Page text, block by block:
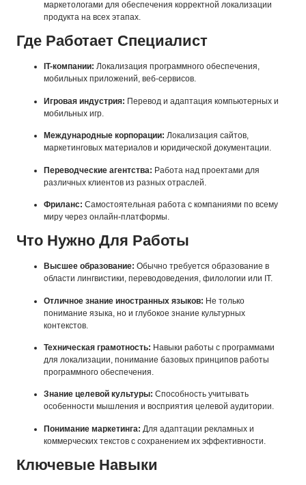
маркетологами для обеспечения корректной локализации
продукта на всех этапах.
Где Работает Специалист
IT-компании: Локализация программного обеспечения,
мобильных приложений, веб-сервисов.
Игровая индустрия: Перевод и адаптация компьютерных и
мобильных игр.
Международные корпорации: Локализация сайтов,
маркетинговых материалов и юридической документации.
Переводческие агентства: Работа над проектами для
различных клиентов из разных отраслей.
Фриланс: Самостоятельная работа с компаниями по всему
миру через онлайн-платформы.
Что Нужно Для Работы
Высшее образование: Обычно требуется образование в
области лингвистики, переводоведения, филологии или IT.
Отличное знание иностранных языков: Не только
понимание языка, но и глубокое знание культурных
контекстов.
Техническая грамотность: Навыки работы с программами
для локализации, понимание базовых принципов работы
программного обеспечения.
Знание целевой культуры: Способность учитывать
особенности мышления и восприятия целевой аудитории.
Понимание маркетинга: Для адаптации рекламных и
коммерческих текстов с сохранением их эффективности.
Ключевые Навыки